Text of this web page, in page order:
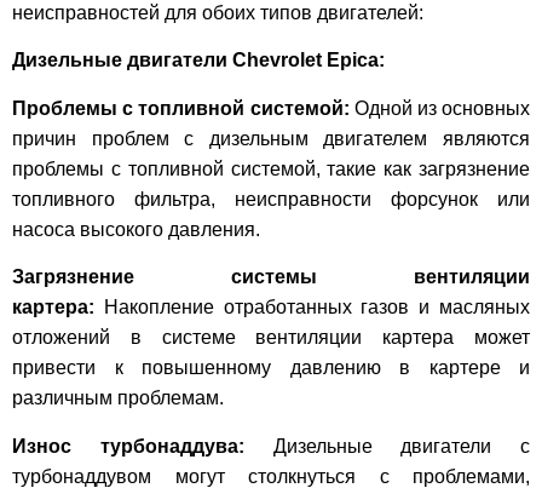
неисправностей для обоих типов двигателей:
Дизельные двигатели Chevrolet Epica:
Проблемы с топливной системой: Одной из основных
причин проблем с дизельным двигателем являются
проблемы с топливной системой, такие как загрязнение
топливного фильтра, неисправности форсунок или
насоса высокого давления.
Загрязнение системы вентиляции
картера:
Накопление отработанных газов и масляных
отложений в системе вентиляции картера может
привести к повышенному давлению в картере и
различным проблемам.
Износ турбонаддува: Дизельные двигатели с
турбонаддувом могут столкнуться с проблемами,